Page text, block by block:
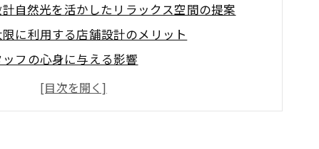
自然光を活かしたリラックス空間の提案
に利用する店舗設計のメリット
フの心身に与える影響
を考慮した光の取り入れ方
る空間のための照明デザイン